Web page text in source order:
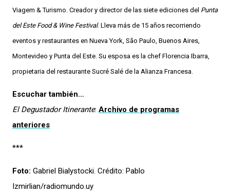
Viagem & Turismo. Creador y director de las siete ediciones del Punta
del Este Food & Wine Festival. Lleva más de 15 años recorriendo
eventos y restaurantes en Nueva York, São Paulo, Buenos Aires,
Montevideo y Punta del Este. Su esposa es la chef Florencia Ibarra,
propietaria del restaurante Sucré Salé de la Alianza Francesa.
Escuchar también…
El Degustador Itinerante: Archivo de programas
anteriores
***
Foto: Gabriel Bialystocki. Crédito: Pablo
Izmirlian/radiomundo.uy